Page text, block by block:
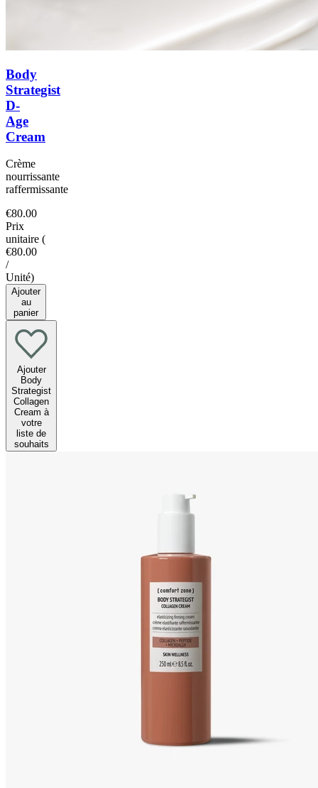
Body
Strategist
D-
Age
Cream
Crème
nourrissante
raffermissante
€80.00
Prix
unitaire (
€80.00
/
Unité)
Ajouter
au
panier
Ajouter
Body
Strategist
Collagen
Cream à
votre
liste de
souhaits